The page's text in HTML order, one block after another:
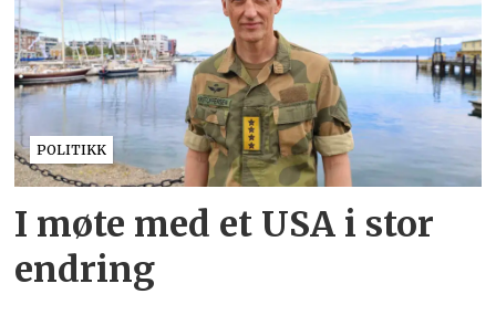
POLITIKK
I møte med et USA i stor
endring